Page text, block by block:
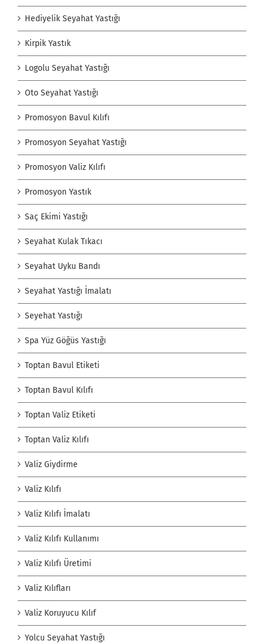
Hediyelik Seyahat Yastığı
Kirpik Yastık
Logolu Seyahat Yastığı
Oto Seyahat Yastığı
Promosyon Bavul Kılıfı
Promosyon Seyahat Yastığı
Promosyon Valiz Kılıfı
Promosyon Yastık
Saç Ekimi Yastığı
Seyahat Kulak Tıkacı
Seyahat Uyku Bandı
Seyahat Yastığı İmalatı
Seyehat Yastığı
Spa Yüz Göğüs Yastığı
Toptan Bavul Etiketi
Toptan Bavul Kılıfı
Toptan Valiz Etiketi
Toptan Valiz Kılıfı
Valiz Giydirme
Valiz Kılıfı
Valiz Kılıfı İmalatı
Valiz Kılıfı Kullanımı
Valiz Kılıfı Üretimi
Valiz Kılıfları
Valiz Koruyucu Kılıf
Yolcu Seyahat Yastığı